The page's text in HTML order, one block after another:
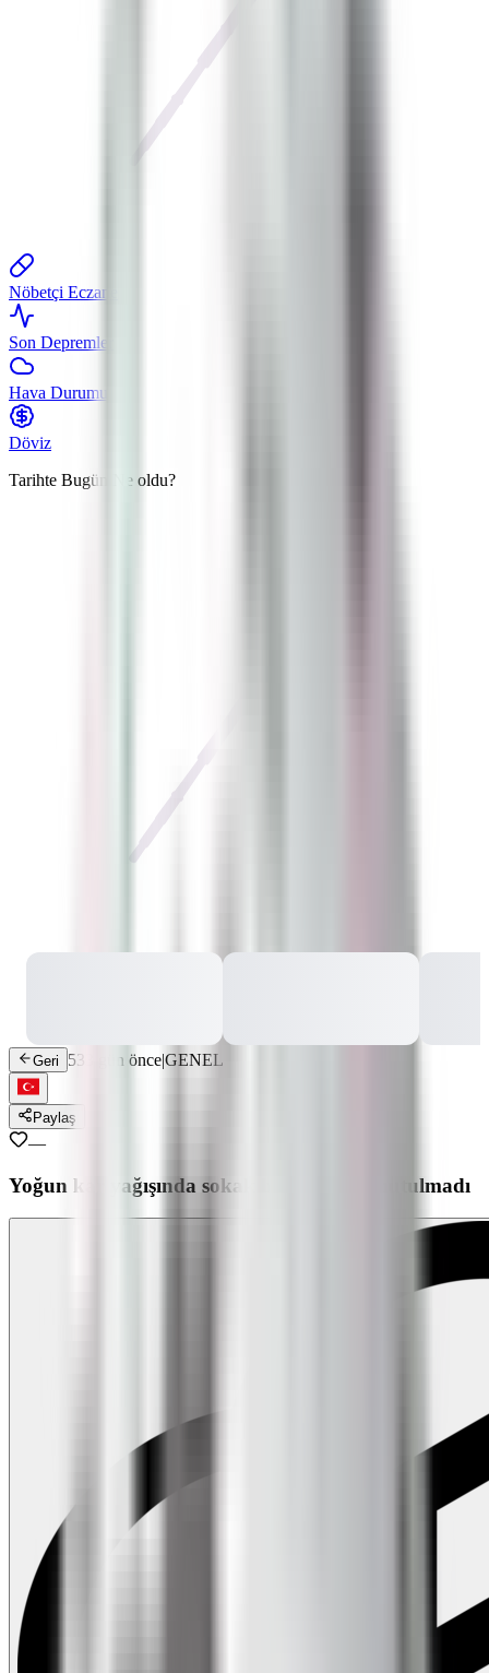
Nöbetçi Eczane
Son Depremler
Hava Durumu
Döviz
Tarihte Bugün
Ne oldu?
Geri 533 gün önce|GENEL
Paylaş
—
Yoğun kar yağışında sokak hayvanları unutulmadı